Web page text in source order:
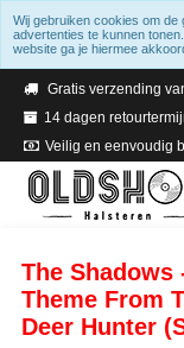
Verzending binnen 2
Gratis verzending
14 dagen
Veilig en eenvoudig
The Shadows
Theme From
Deer Hunter
Wij gebruiken cookies om
advertenties te kunnen
website ga je hiermee